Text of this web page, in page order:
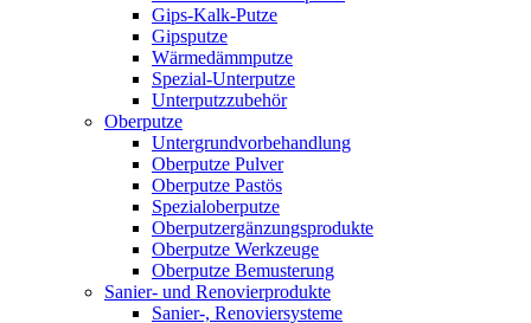
Gips-Kalk-Putze
Gipsputze
Wärmedämmputze
Spezial-Unterputze
Unterputzzubehör
Oberputze
Untergrundvorbehandlung
Oberputze Pulver
Oberputze Pastös
Spezialoberputze
Oberputzergänzungsprodukte
Oberputze Werkzeuge
Oberputze Bemusterung
Sanier- und Renovierprodukte
Sanier-, Renoviersysteme